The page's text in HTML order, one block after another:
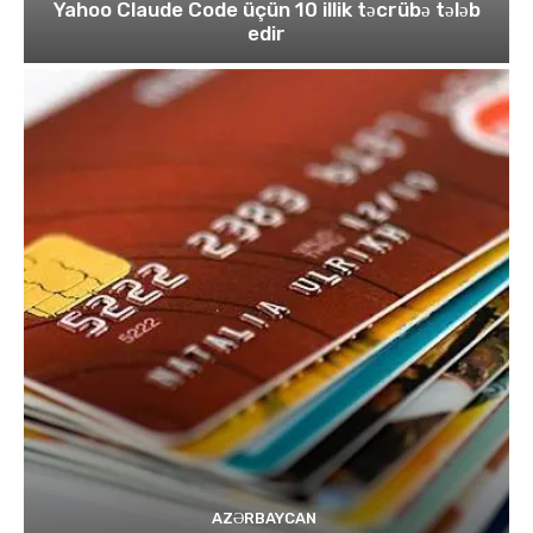
Yahoo Claude Code üçün 10 illik təcrübə tələb
edir
AZƏRBAYCAN